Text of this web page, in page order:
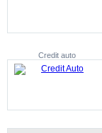
Credit auto